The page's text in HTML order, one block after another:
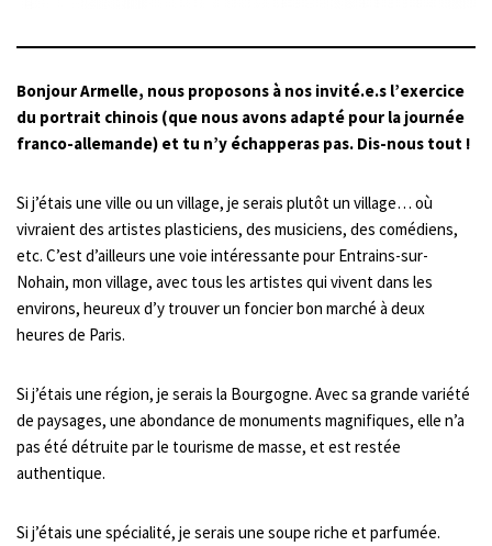
Bonjour Armelle, nous proposons à nos invité.e.s l’exercice
du portrait chinois (que nous avons adapté pour la journée
franco-allemande) et tu n’y échapperas pas. Dis-nous tout !
Si j’étais une ville ou un village, je serais plutôt un village… où
vivraient des artistes plasticiens, des musiciens, des comédiens,
etc. C’est d’ailleurs une voie intéressante pour Entrains-sur-
Nohain, mon village, avec tous les artistes qui vivent dans les
environs, heureux d’y trouver un foncier bon marché à deux
heures de Paris.
Si j’étais une région, je serais la Bourgogne. Avec sa grande variété
de paysages, une abondance de monuments magnifiques, elle n’a
pas été détruite par le tourisme de masse, et est restée
authentique.
Si j’étais une spécialité, je serais une soupe riche et parfumée.